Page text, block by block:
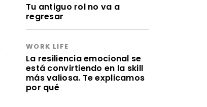
Tu antiguo rol no va a
regresar
WORK LIFE
La resiliencia emocional se
está convirtiendo en la skill
más valiosa. Te explicamos
por qué